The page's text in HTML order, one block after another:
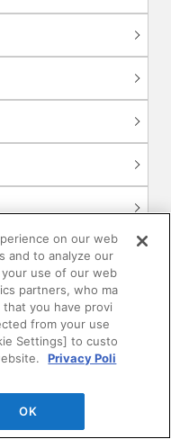
on our web
and to analyze our
use of our web
partners, who ma
you have provi
from your use
Settings] to custo
Privacy Poli
OK